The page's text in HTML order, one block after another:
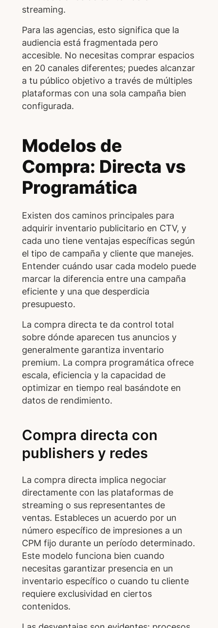
streaming.
Para las agencias, esto significa que la
audiencia está fragmentada pero
accesible. No necesitas comprar espacios
en 20 canales diferentes; puedes alcanzar
a tu público objetivo a través de múltiples
plataformas con una sola campaña bien
configurada.
Modelos de
Compra: Directa vs
Programática
Existen dos caminos principales para
adquirir inventario publicitario en CTV, y
cada uno tiene ventajas específicas según
el tipo de campaña y cliente que manejes.
Entender cuándo usar cada modelo puede
marcar la diferencia entre una campaña
eficiente y una que desperdicia
presupuesto.
La compra directa te da control total
sobre dónde aparecen tus anuncios y
generalmente garantiza inventario
premium. La compra programática ofrece
escala, eficiencia y la capacidad de
optimizar en tiempo real basándote en
datos de rendimiento.
Compra directa con
publishers y redes
La compra directa implica negociar
directamente con las plataformas de
streaming o sus representantes de
ventas. Estableces un acuerdo por un
número específico de impresiones a un
CPM fijo durante un período determinado.
Este modelo funciona bien cuando
necesitas garantizar presencia en un
inventario específico o cuando tu cliente
requiere exclusividad en ciertos
contenidos.